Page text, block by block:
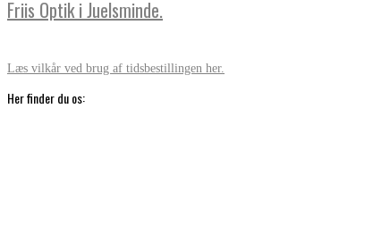
Friis Optik i Juelsminde.
Læs vilkår ved brug af tidsbestillingen her.
Her finder du os: